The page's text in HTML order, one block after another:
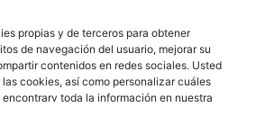
propias y de terceros para obtener
de navegación del usuario, mejorar su
contenidos en redes sociales. Usted
cookies, así como personalizar cuáles
toda la información en nuestra
estructural del
laboral pese a la mejora
del empleo